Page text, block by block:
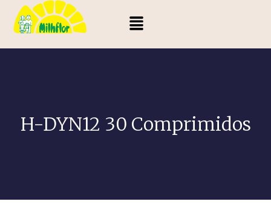
H-DYN12 30 Comprimidos